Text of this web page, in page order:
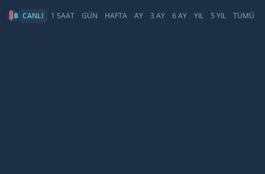
CANLI 1 SAAT GÜN HAFTA AY 3 AY 6 AY YIL 5 YIL TÜMÜ